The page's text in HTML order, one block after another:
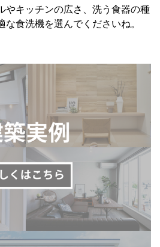
やキッチンの広さ、洗う食器の種
食洗機を選んでくださいね。